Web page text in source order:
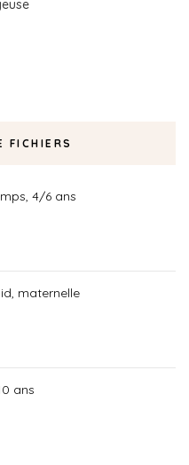
FICHIERS
4/6 ans
maternelle
ans